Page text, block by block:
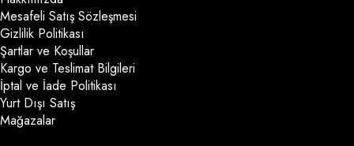
Mesafeli Satış Sözleşmesi
Gizlilik Politikası
Şartlar ve Koşullar
Kargo ve Teslimat Bilgileri
İptal ve İade Politikası
Yurt Dışı Satış
Mağazalar